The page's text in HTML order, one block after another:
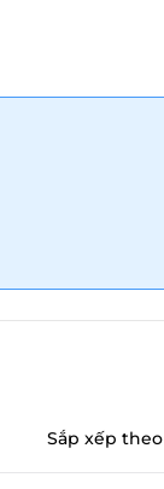
Sắp xếp theo